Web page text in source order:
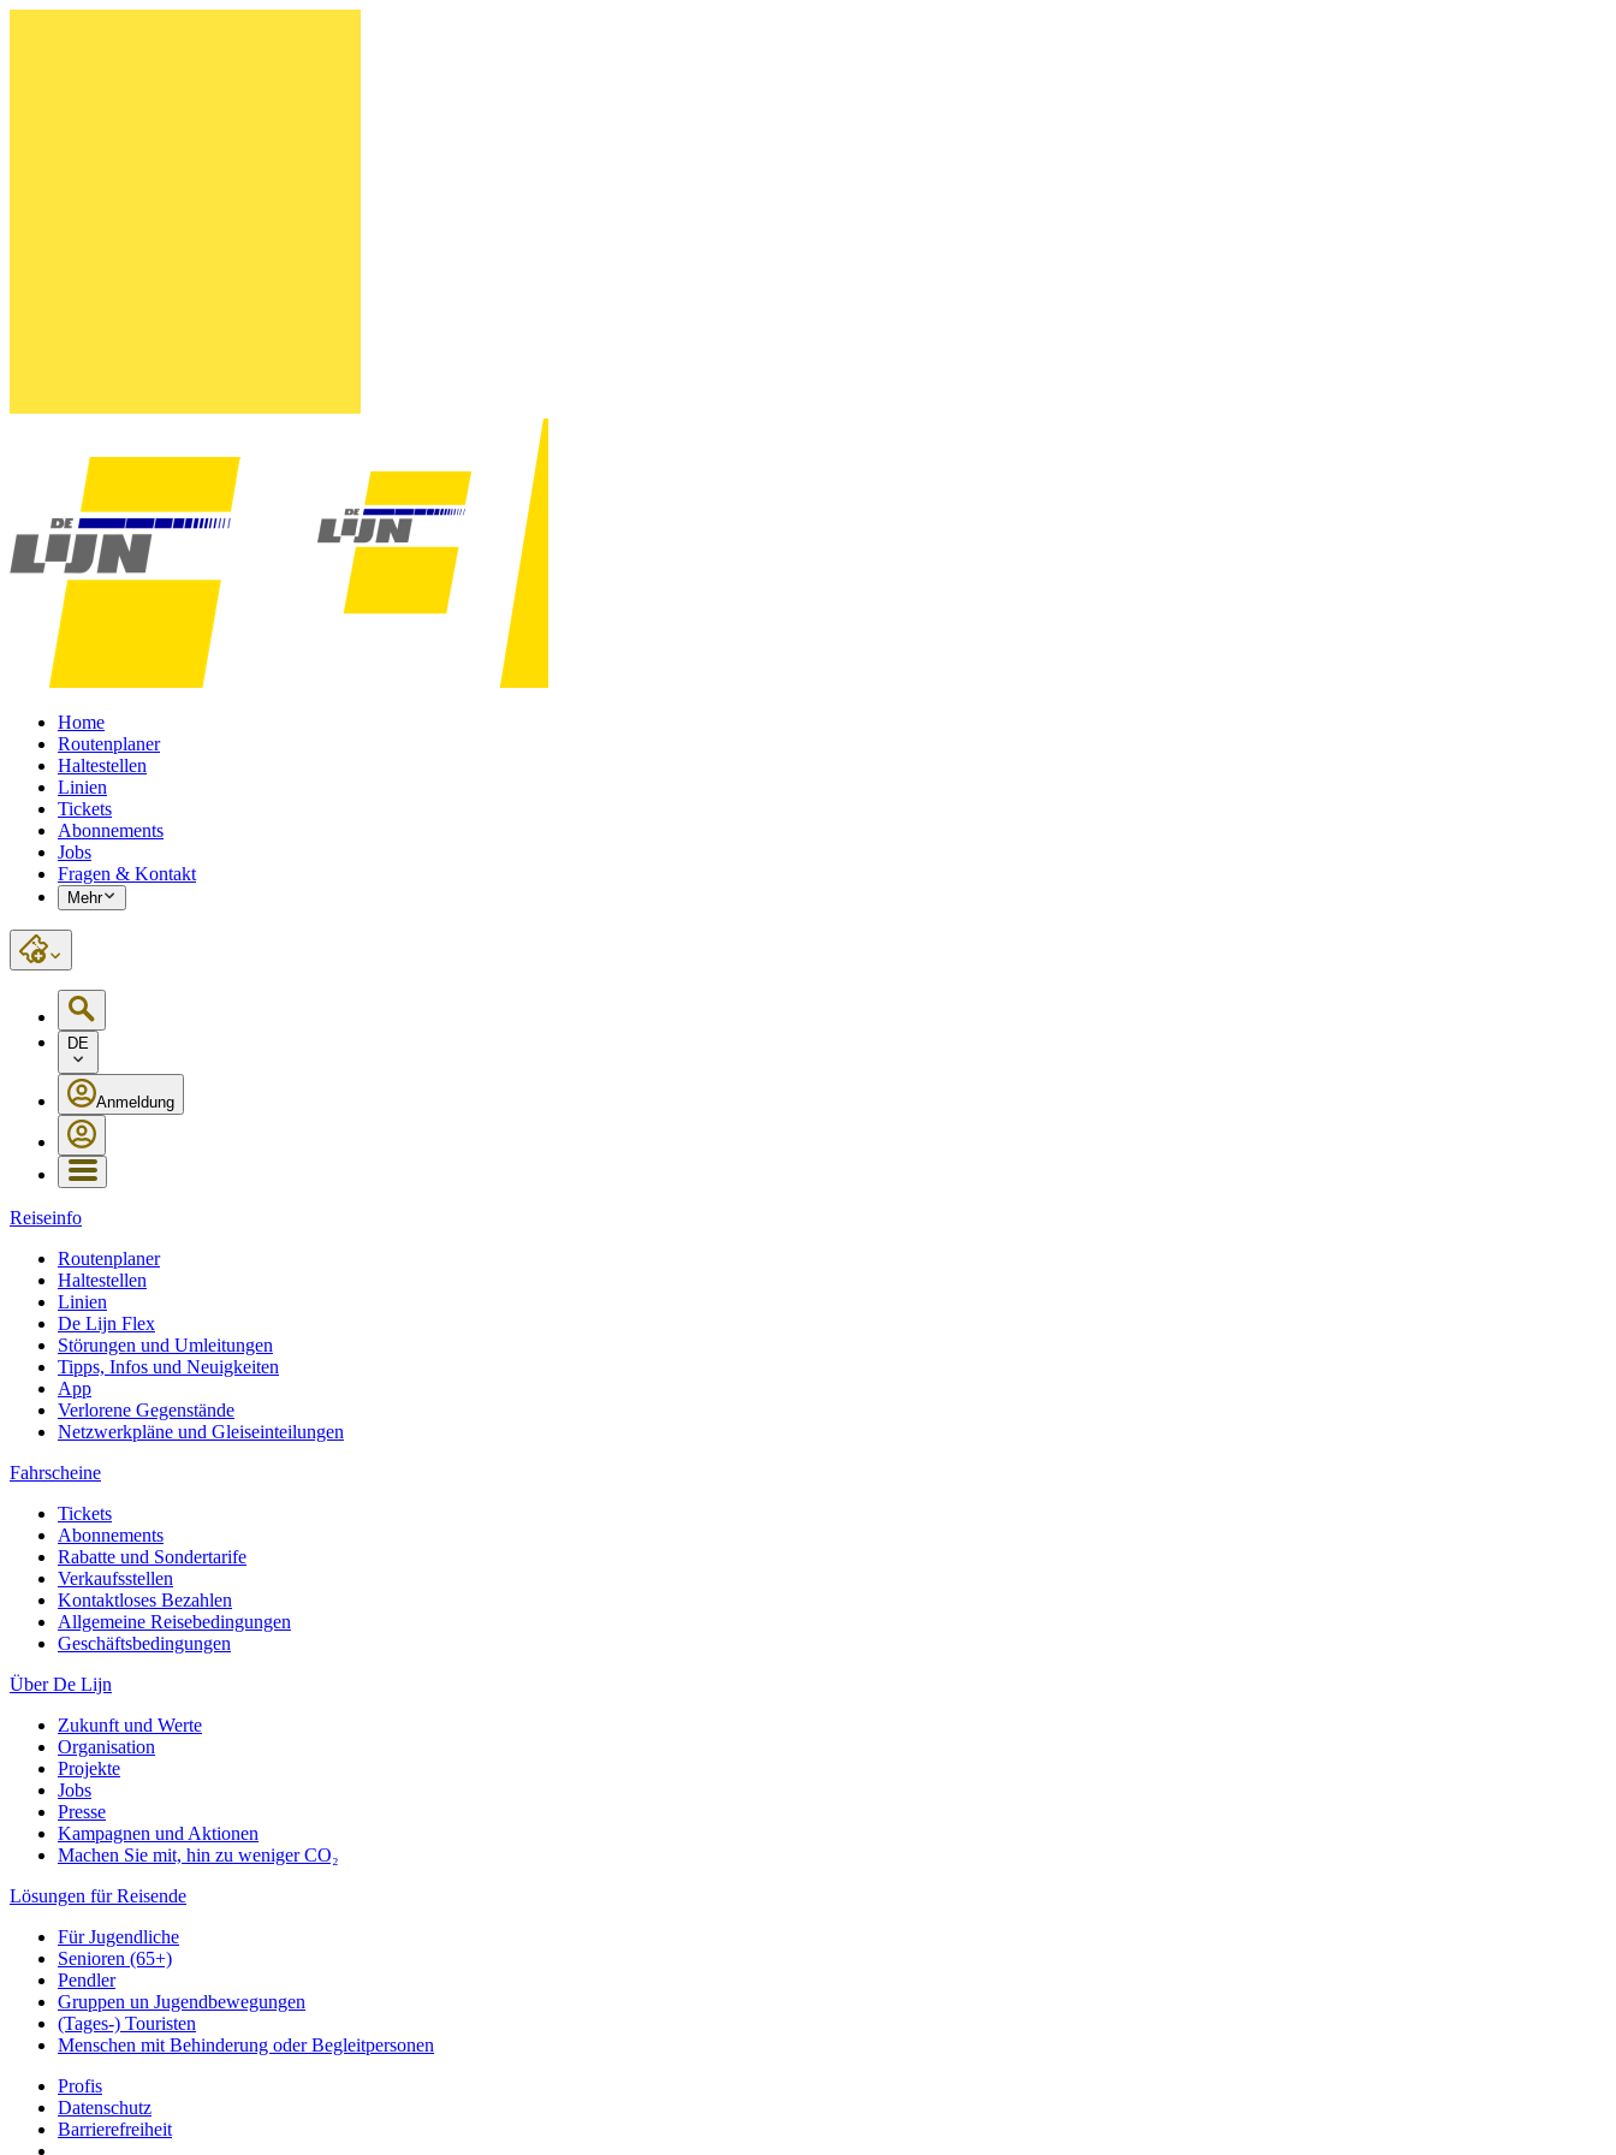
Home
Routenplaner
Haltestellen
Linien
Tickets
Abonnements
Jobs
Fragen & Kontakt
Mehr
DE
Anmeldung
Reiseinfo
Routenplaner
Haltestellen
Linien
De Lijn Flex
Störungen und Umleitungen
Tipps, Infos und Neuigkeiten
App
Verlorene Gegenstände
Netzwerkpläne und Gleiseinteilungen
Fahrscheine
Tickets
Abonnements
Rabatte und Sondertarife
Verkaufsstellen
Kontaktloses Bezahlen
Allgemeine Reisebedingungen
Geschäftsbedingungen
Über De Lijn
Zukunft und Werte
Organisation
Projekte
Jobs
Presse
Kampagnen und Aktionen
Machen Sie mit, hin zu weniger CO₂
Lösungen für Reisende
Für Jugendliche
Senioren (65+)
Pendler
Gruppen un Jugendbewegungen
(Tages-) Touristen
Menschen mit Behinderung oder Begleitpersonen
Profis
Datenschutz
Barrierefreiheit